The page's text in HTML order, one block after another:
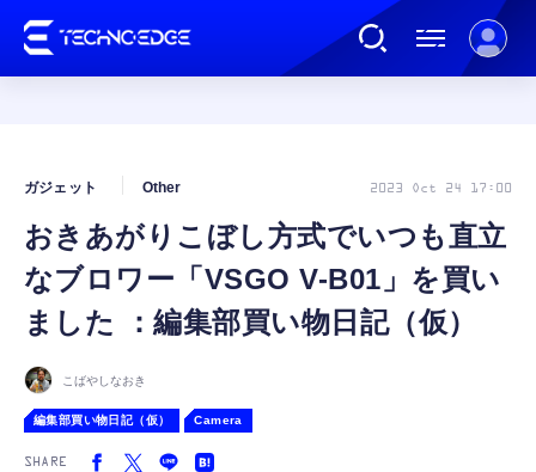
AI
ガジェット
カルチャー
おきあがりこぼし方式でいつも直立
なブロワー「VSGO V-B01」を買い
ました ：編集部買い物日記（仮）
ガジェット Other 2023 Oct 24 17:00
こばやしなおき
編集部買い物日記（仮） Camera
SHARE